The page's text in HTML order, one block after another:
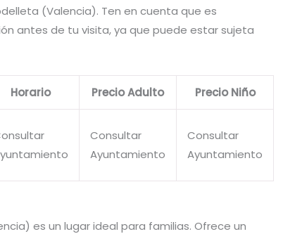
(Valencia). Ten en cuenta que es
antes de tu visita, ya que puede estar sujeta
Horario Precio Adulto Precio Niño
Consultar
Ayuntamiento
Consultar
Ayuntamiento
es un lugar ideal para familias. Ofrece un